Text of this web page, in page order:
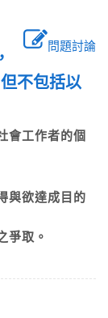
問題討論
不包括以
會工作者的個
與欲達成目的
爭取。